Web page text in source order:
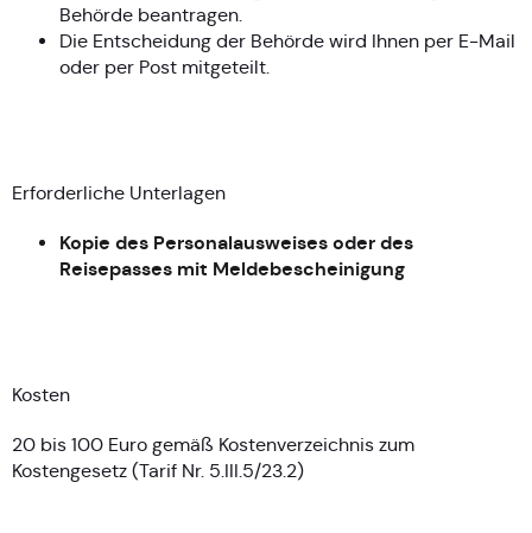
Behörde beantragen.
Die Entscheidung der Behörde wird Ihnen per E-Mail
oder per Post mitgeteilt.
Erforderliche Unterlagen
Kopie des Personalausweises oder des
Reisepasses mit Meldebescheinigung
Kosten
20 bis 100 Euro gemäß Kostenverzeichnis zum
Kostengesetz (Tarif Nr. 5.III.5/23.2)